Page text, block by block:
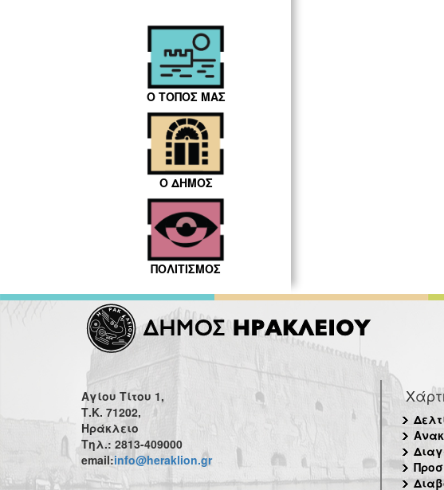
Ο ΤΟΠΟΣ ΜΑΣ
Ο ΔΗΜΟΣ
ΠΟΛΙΤΙΣΜΟΣ
Αγίου Τίτου 1,
Τ.Κ. 71202,
Ηράκλειο
Τηλ.: 2813-409000
email:info@heraklion.gr